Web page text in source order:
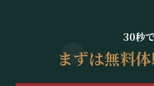
30秒
まずは無料